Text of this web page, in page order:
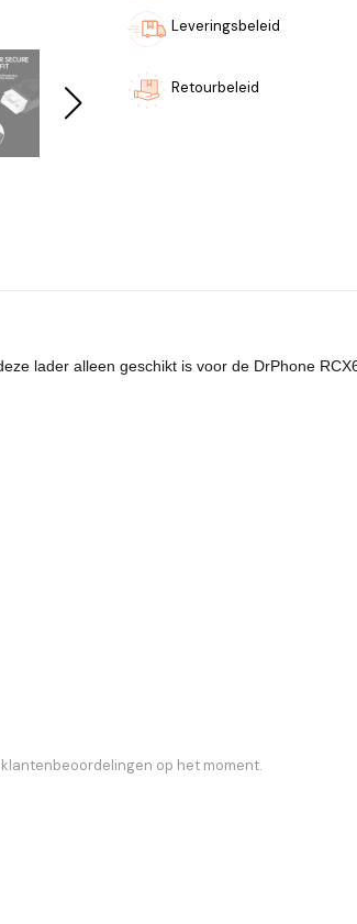
Leveringsbeleid
Retourbeleid
lader alleen geschikt is voor de DrPhone
op het moment.